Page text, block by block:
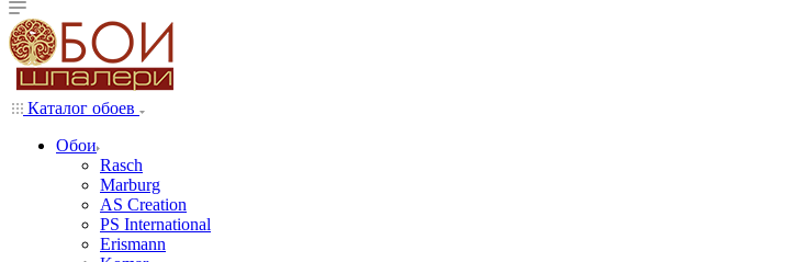
Каталог обоев
Обои
Rasch
Marburg
AS Creation
PS International
Erismann